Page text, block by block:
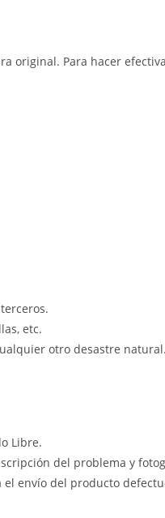
original. Para hacer
etc.
otro desastre natural.
Libre.
del problema y
envío del producto